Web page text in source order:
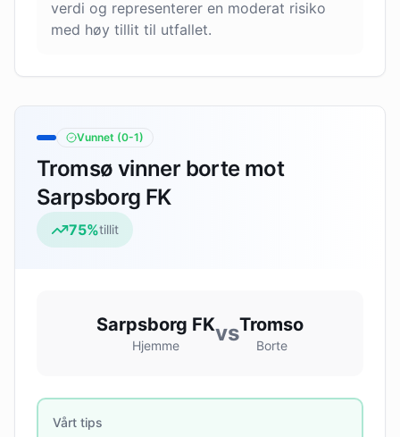
verdi og representerer en moderat risiko
med høy tillit til utfallet.
Vunnet (0-1)
Tromsø vinner borte mot
Sarpsborg FK
75%tillit
Sarpsborg FK
Hjemme vsTromso
Borte
Vårt tips